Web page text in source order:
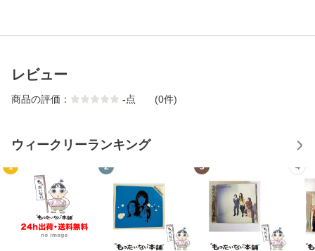
レビュー
商品の評価： -点 (0件)
ウィークリーランキング
1 2 3 4